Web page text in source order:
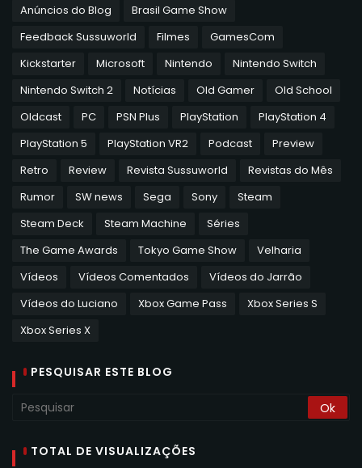
Anúncios do Blog
Brasil Game Show
Feedback Sussuworld
Filmes
GamesCom
Kickstarter
Microsoft Nintendo
Nintendo Switch
Nintendo Switch 2
Notícias Old Gamer
Old School
Oldcast
PC PSN Plus PlayStation
PlayStation 4
PlayStation 5
PlayStation VR2 Podcast
Preview
Retro
Review Revista Sussuworld
Revistas do Mês
Rumor
SW news Sega Sony
Steam
Steam Deck
Steam Machine
Séries
The Game Awards
Tokyo Game Show
Velharia
Vídeos
Vídeos Comentados
Vídeos do Jarrão
Vídeos do Luciano
Xbox Game Pass
Xbox Series S
Xbox Series X
PESQUISAR ESTE BLOG
TOTAL DE VISUALIZAÇÕES